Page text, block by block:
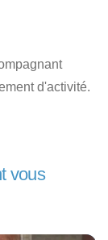
d'activité.
vous